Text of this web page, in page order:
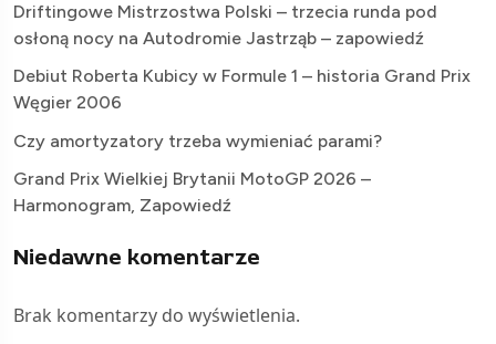
Driftingowe Mistrzostwa Polski – trzecia runda pod
osłoną nocy na Autodromie Jastrząb – zapowiedź
Debiut Roberta Kubicy w Formule 1 – historia Grand Prix
Węgier 2006
Czy amortyzatory trzeba wymieniać parami?
Grand Prix Wielkiej Brytanii MotoGP 2026 –
Harmonogram, Zapowiedź
Niedawne komentarze
Brak komentarzy do wyświetlenia.